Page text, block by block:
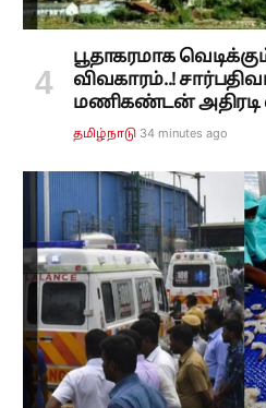
பூதாகரமாக
விவகாரம்..!
மணிகண்டன் அதிரடி
தமிழ்நாடு 34 minutes ago